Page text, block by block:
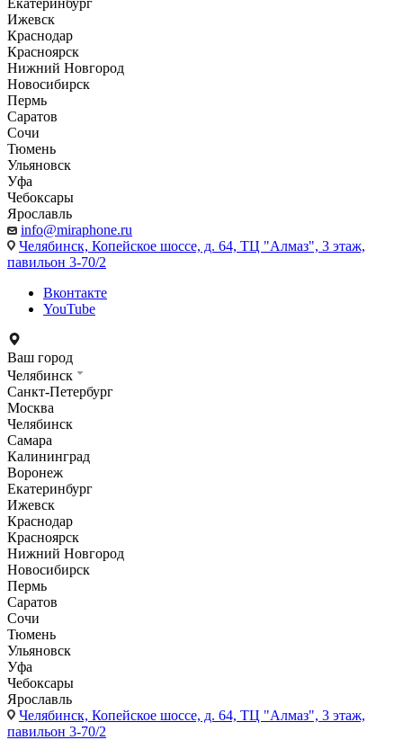
Екатеринбург
Ижевск
Краснодар
Красноярск
Нижний Новгород
Новосибирск
Пермь
Саратов
Сочи
Тюмень
Ульяновск
Уфа
Чебоксары
Ярославль
info@miraphone.ru
Челябинск, Копейское шоссе, д. 64, ТЦ "Алмаз", 3 этаж,
павильон 3-70/2
Вконтакте
YouTube
Ваш город
Челябинск
Санкт-Петербург
Москва
Челябинск
Самара
Калининград
Воронеж
Екатеринбург
Ижевск
Краснодар
Красноярск
Нижний Новгород
Новосибирск
Пермь
Саратов
Сочи
Тюмень
Ульяновск
Уфа
Чебоксары
Ярославль
Челябинск, Копейское шоссе, д. 64, ТЦ "Алмаз", 3 этаж,
павильон 3-70/2